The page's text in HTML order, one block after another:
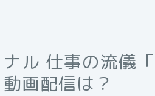
ル 仕事の流儀
画配信は？